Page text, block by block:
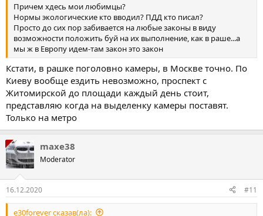
Причем хдесь мои любимцы?
Нормы экологические кто вводил? ПДД кто писал?
Просто до сих пор забивается на любые законы в виду
возможности положить буй на их выполнение, как в раше...а
мы ж в Европу идем-там закон это закон
Кстати, в рашке поголовно камеры, в Москве точно. По
Киеву вообще ездить невозможно, проспект с
Житомирской до площади каждый день стоит,
представляю когда на выделенку камеры поставят.
Только на метро
maxe38
Moderator
16.12.2020 #11
e30forever сказав(ла):